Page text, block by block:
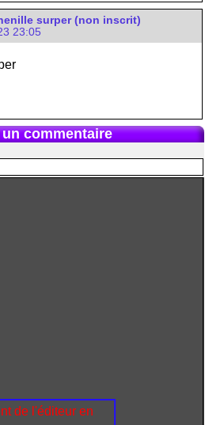
surper (non inscrit)
23:05
commentaire
de l'éditeur en